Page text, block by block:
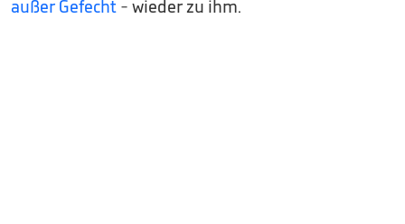
außer Gefecht - wieder zu ihm.